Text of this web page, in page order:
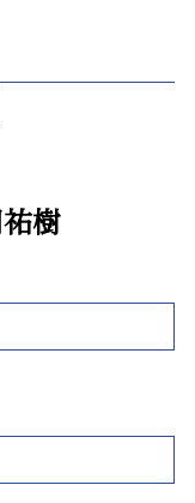
代田区
坂
込神楽坂
坂
東区
楽坂
宿区
文京区
樹